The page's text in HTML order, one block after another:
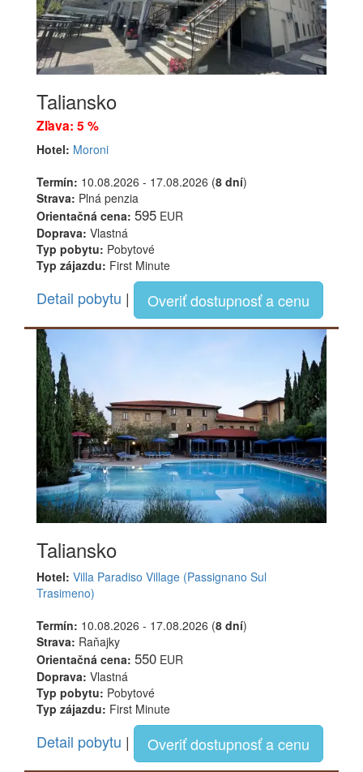
Taliansko
Zľava: 5 %
Hotel: Moroni
Termín: 10.08.2026 - 17.08.2026 (8 dní)
Strava: Plná penzia
Orientačná cena: 595 EUR
Doprava: Vlastná
Typ pobytu: Pobytové
Typ zájazdu: First Minute
Detail pobytu | Overiť dostupnosť a cenu
Taliansko
Hotel: Villa Paradiso Village (Passignano Sul
Trasimeno)
Termín: 10.08.2026 - 17.08.2026 (8 dní)
Strava: Raňajky
Orientačná cena: 550 EUR
Doprava: Vlastná
Typ pobytu: Pobytové
Typ zájazdu: First Minute
Detail pobytu | Overiť dostupnosť a cenu